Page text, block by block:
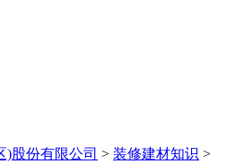
)股份有限公司 > 装修建材知识 >